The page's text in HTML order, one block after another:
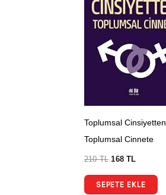
Toplumsal Cinsiyetten
Toplumsal Cinnete
210TL 168TL
SEPETE EKLE